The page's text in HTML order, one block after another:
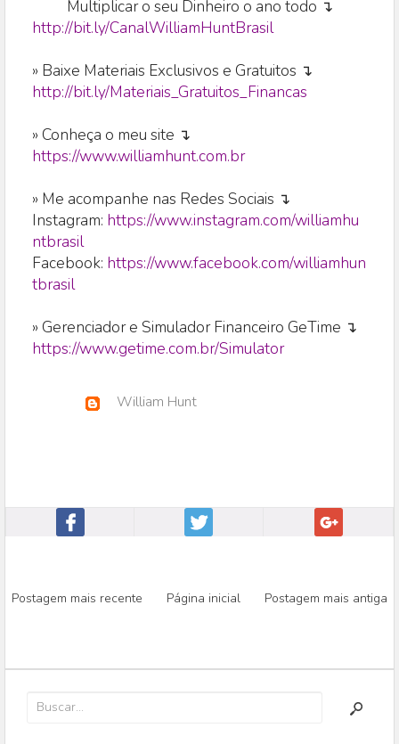
Multiplicar o seu Dinheiro o ano todo ↴
http://bit.ly/CanalWilliamHuntBrasil
» Baixe Materiais Exclusivos e Gratuitos ↴
http://bit.ly/Materiais_Gratuitos_Financas
» Conheça o meu site ↴
https://www.williamhunt.com.br
» Me acompanhe nas Redes Sociais ↴
Instagram: https://www.instagram.com/williamhu
ntbrasil
Facebook: https://www.facebook.com/williamhun
tbrasil
» Gerenciador e Simulador Financeiro GeTime ↴
https://www.getime.com.br/Simulator
William Hunt
Postagem mais recente Página inicial Postagem mais antiga